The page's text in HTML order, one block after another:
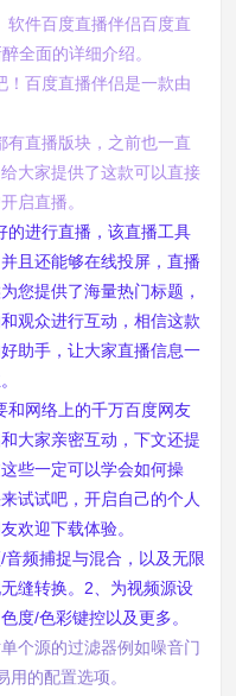
软件百度直播伴侣百度直
全面的详细介绍。
！百度直播伴侣是一款由
有直播版块，之前也一直
大家提供了这款可以直接
启直播。
的进行直播，该直播工具
且还能够在线投屏，直播
您提供了海量热门标题，
观众进行互动，相信这款
助手，让大家直播信息一
和网络上的千万百度网友
大家亲密互动，下文还提
些一定可以学会如何操
试试吧，开启自己的个人
欢迎下载体验。
频捕捉与混合，以及无限
缝转换。2、为视频源设
度/色彩键控以及更多。
个源的过滤器例如噪音门
的配置选项。